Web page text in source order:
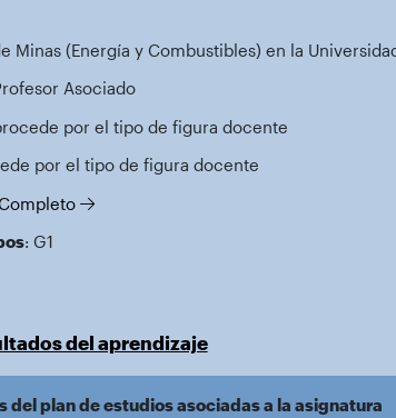
Minas (Energía y Combustibles) en la
Asociado
por el tipo de figura docente
por el tipo de figura docente
: G1
del aprendizaje
del plan de estudios asociadas a la asignatura